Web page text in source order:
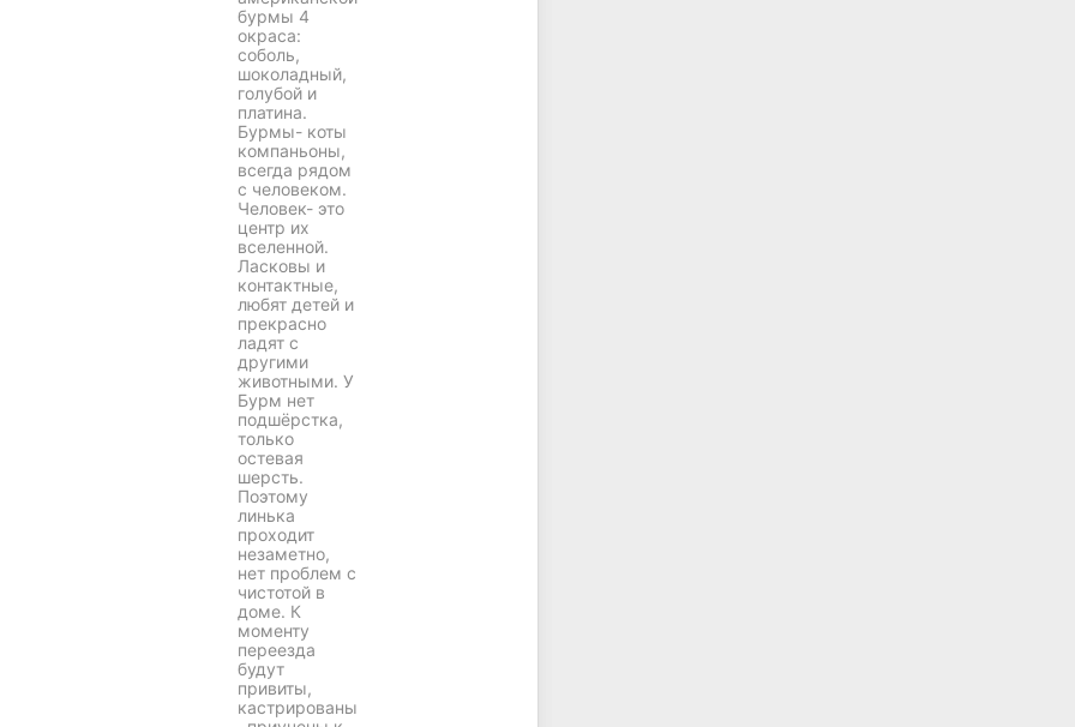
бурмы 4
окраса:
соболь,
шоколадный,
голубой и
платина.
Бурмы- коты
компаньоны,
всегда рядом
с человеком.
Человек- это
центр их
вселенной.
Ласковы и
контактные,
любят детей и
прекрасно
ладят с
другими
животными. У
Бурм нет
подшёрстка,
только
остевая
шерсть.
Поэтому
линька
проходит
незаметно,
нет проблем с
чистотой в
доме. К
моменту
переезда
будут
привиты,
кастрированы